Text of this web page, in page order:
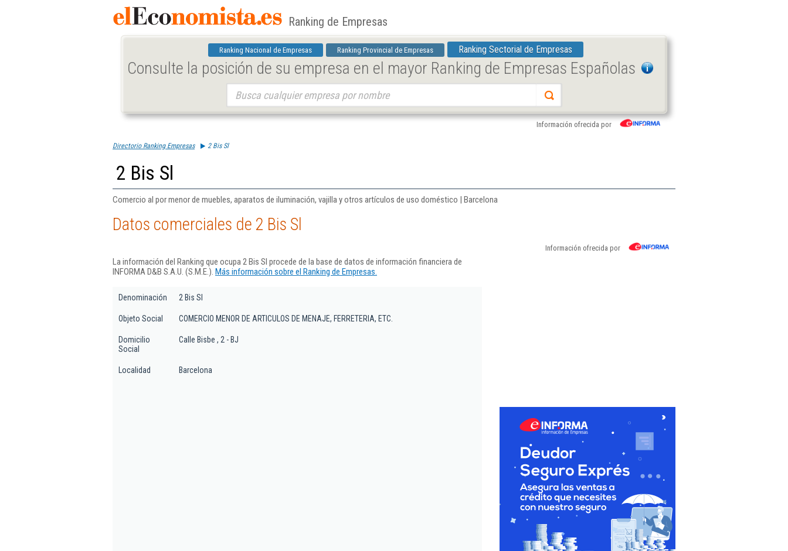
Ranking de Empresas
Ranking Nacional de Empresas Ranking Provincial de Empresas Ranking Sectorial de Empresas
Consulte la posición de su empresa en el mayor Ranking de Empresas Españolas
Información ofrecida por
Directorio Ranking Empresas 2 Bis Sl
2 Bis Sl
Comercio al por menor de muebles, aparatos de iluminación, vajilla y otros artículos de uso doméstico | Barcelona
Datos comerciales de 2 Bis Sl
Información ofrecida por
La información del Ranking que ocupa 2 Bis Sl procede de la base de datos de información financiera de
INFORMA D&B S.A.U. (S.M.E.). Más información sobre el Ranking de Empresas.
Denominación 2 Bis Sl
Objeto Social COMERCIO MENOR DE ARTICULOS DE MENAJE, FERRETERIA, ETC.
Domicilio
Social
Calle Bisbe , 2 - BJ
Localidad Barcelona